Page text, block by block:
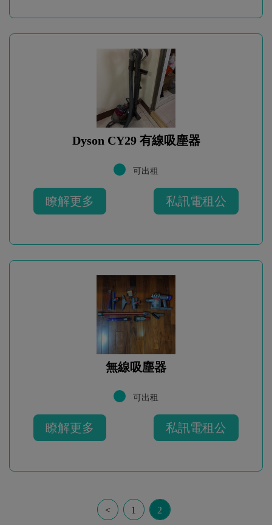
Dyson CY29 有線吸塵器
可出租
瞭解更多 私訊電租公
無線吸塵器
可出租
瞭解更多 私訊電租公
< 1 2